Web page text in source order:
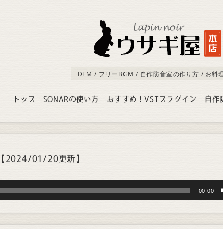
DTM / フリーBGM / 自作防音室の作り方 / お料
トップ SONARの使い方 おすすめ！VSTプラグイン 自作
【2024/01/20更新】
00:00